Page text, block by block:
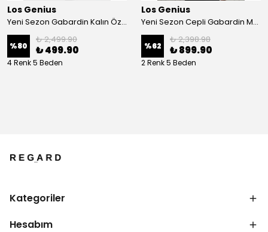
Los Genius
Yeni Sezon Gabardin Kalın Özel Polo Yaka Sweatshirt
%80
₺ 2,499.90
₺ 499.90
4 Renk 5 Beden
Los Genius
Yeni Sezon Cepli Gabardin Mevsimlik Ceket
%62
₺ 2,398.98
₺ 899.90
2 Renk 5 Beden
Kategoriler
Hesabım